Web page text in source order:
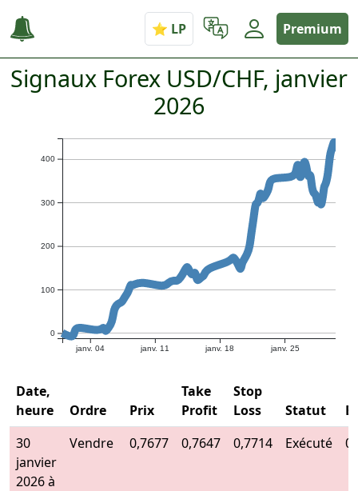
Premium
Signaux Forex USD/CHF, janvier
2026
janv. 04 janv. 11 janv. 18 janv. 25
0
100
200
300
400
Date,
heure
Ordre Prix
Take
Profit
Stop
Loss
Statut
30
janvier
2026 à
Vendre 0,7677 0,7647 0,7714 Exécuté